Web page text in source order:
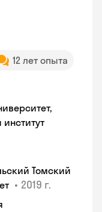
12 лет опыта
Томский
• 2019 г.